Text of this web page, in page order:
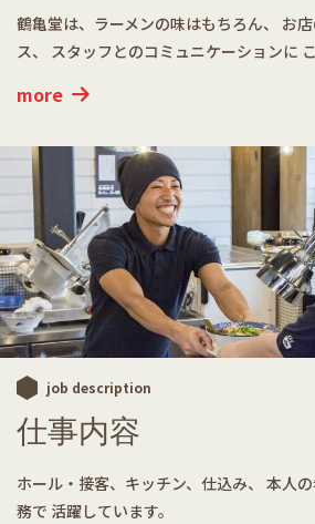
鶴亀堂は、ラーメンの味はもちろん、
お
ス、
スタッフとのコミュニケーションに
more
job description
仕事内容
ホール・接客、キッチン、仕込み、 本人
務で 活躍しています。